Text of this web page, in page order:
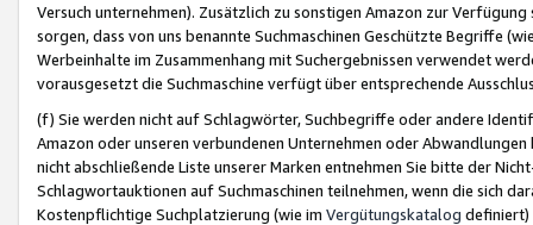
Versuch unternehmen). Zusätzlich zu sonstigen Amazon zur
sorgen, dass von uns benannte Suchmaschinen Geschützte Begriffe
Werbeinhalte im Zusammenhang mit Suchergebnissen verwendet
vorausgesetzt die Suchmaschine verfügt über entsprechende
(f) Sie werden nicht auf Schlagwörter, Suchbegriffe oder andere
Amazon oder unseren verbundenen Unternehmen oder
nicht abschließende Liste unserer Marken entnehmen Sie bitte der
Schlagwortauktionen auf Suchmaschinen teilnehmen, wenn die sich
Kostenpflichtige Suchplatzierung (wie im Vergütungskatalog definiert)